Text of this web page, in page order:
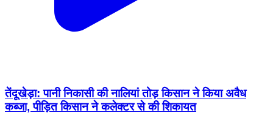
तेंदूखेड़ा: पानी निकासी की नालियां तोड़ किसान ने किया अवैध
कब्जा, पीड़ित किसान ने कलेक्टर से की शिकायत